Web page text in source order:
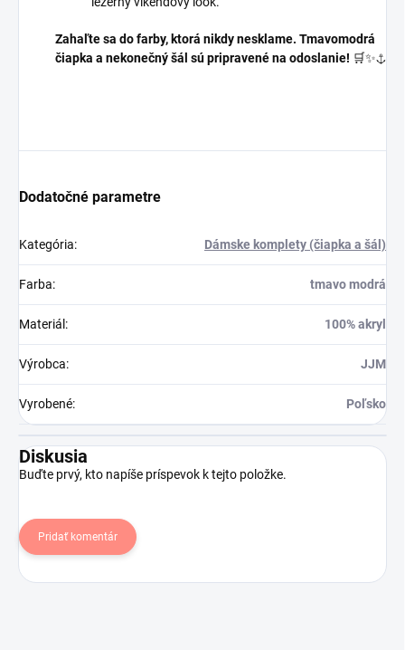
Zahaľte sa do farby, ktorá nikdy nesklame. Tmavomodrá
čiapka a nekonečný šál sú pripravené na odoslanie! 🛒✨⚓
Dodatočné parametre
Kategória: Dámske komplety (čiapka a šál)
Farba: tmavo modrá
Materiál : 100% akryl
Výrobca: JJM
Vyrobené: Poľsko
Diskusia
Buďte prvý, kto napíše príspevok k tejto položke.
Pridať komentár